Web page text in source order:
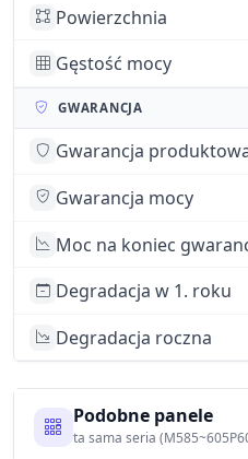
Powierzchnia
Gęstość mocy
GWARANCJA
Gwarancja
Gwarancja mocy
Moc na koniec
Degradacja w 1. roku
Degradacja roczna
Podobne panele
ta sama seria